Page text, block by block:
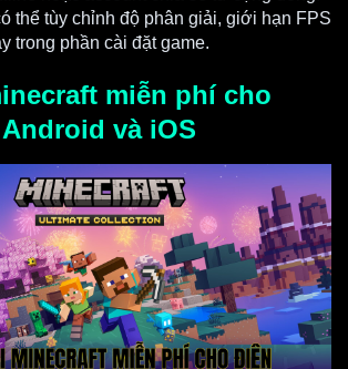
thể tùy chỉnh độ phân giải, giới hạn FPS
trong phần cài đặt game.
miễn phí cho
và iOS